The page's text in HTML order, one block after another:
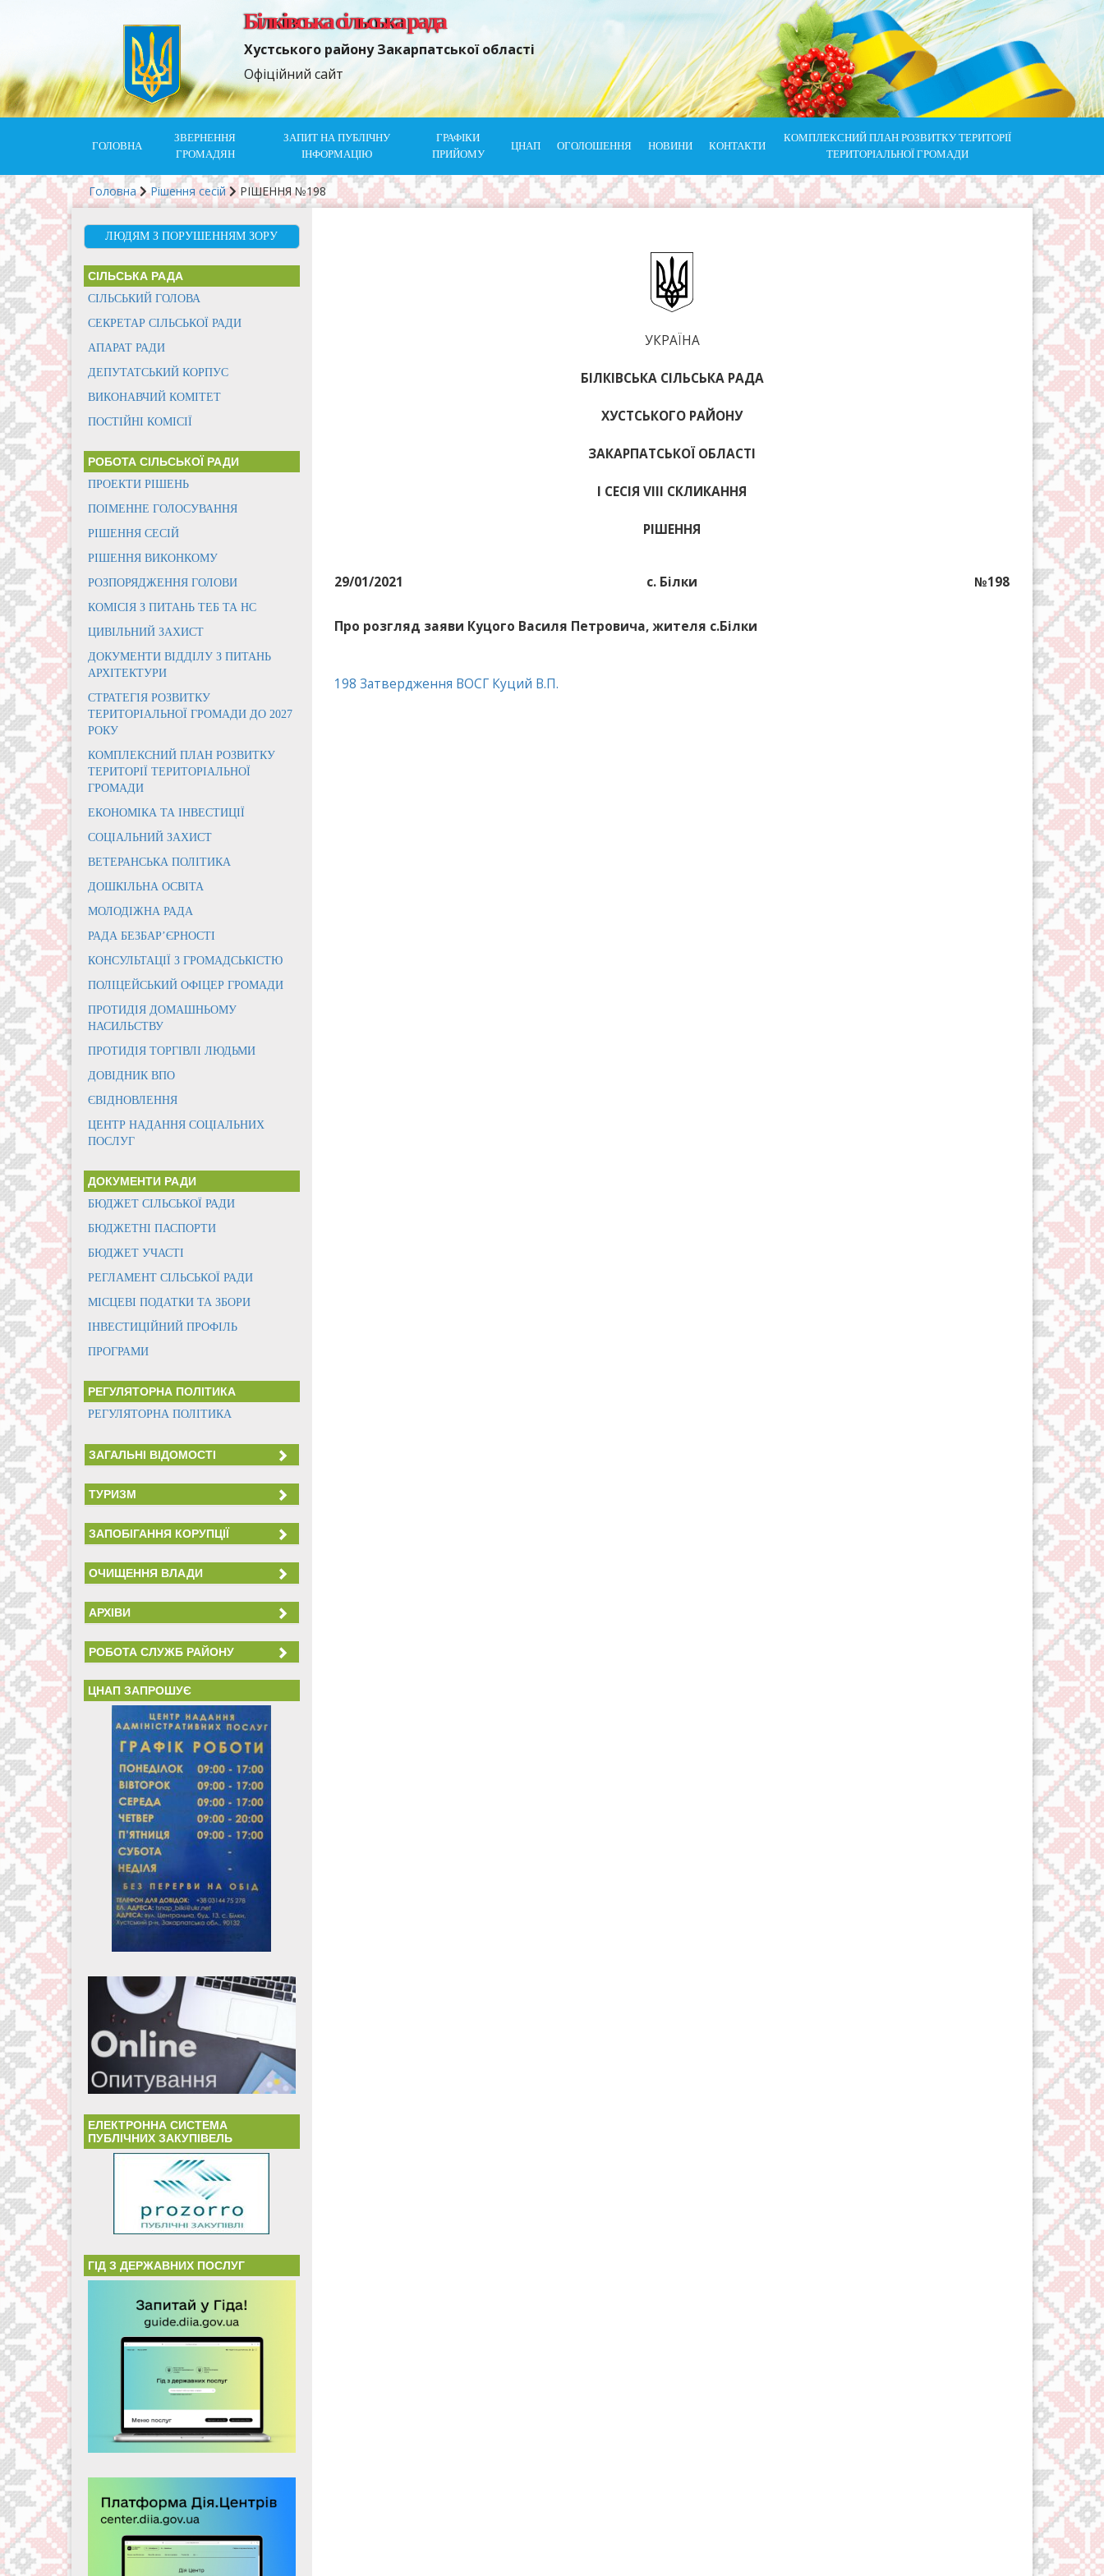
Білківська сільська рада
Хустського району Закарпатської області
Офіційний сайт
ГОЛОВНА
ЗВЕРНЕННЯ
ГРОМАДЯН
ЗАПИТ НА ПУБЛІЧНУ
ІНФОРМАЦІЮ
ГРАФІКИ
ПРИЙОМУ
ЦНАП ОГОЛОШЕННЯ НОВИНИ КОНТАКТИ
КОМПЛЕКСНИЙ ПЛАН РОЗВИТКУ ТЕРИТОРІЇ
ТЕРИТОРІАЛЬНОЇ ГРОМАДИ
Головна Рішення сесій РІШЕННЯ №198
ЛЮДЯМ З ПОРУШЕННЯМ ЗОРУ
СІЛЬСЬКА РАДА
СІЛЬСЬКИЙ ГОЛОВА
СЕКРЕТАР СІЛЬСЬКОЇ РАДИ
АПАРАТ РАДИ
ДЕПУТАТСЬКИЙ КОРПУС
ВИКОНАВЧИЙ КОМІТЕТ
ПОСТІЙНІ КОМІСІЇ
РОБОТА СІЛЬСЬКОЇ РАДИ
ПРОЕКТИ РІШЕНЬ
ПОІМЕННЕ ГОЛОСУВАННЯ
РІШЕННЯ СЕСІЙ
РІШЕННЯ ВИКОНКОМУ
РОЗПОРЯДЖЕННЯ ГОЛОВИ
КОМІСІЯ З ПИТАНЬ ТЕБ ТА НС
ЦИВІЛЬНИЙ ЗАХИСТ
ДОКУМЕНТИ ВІДДІЛУ З ПИТАНЬ
АРХІТЕКТУРИ
СТРАТЕГІЯ РОЗВИТКУ
ТЕРИТОРІАЛЬНОЇ ГРОМАДИ ДО 2027
РОКУ
КОМПЛЕКСНИЙ ПЛАН РОЗВИТКУ
ТЕРИТОРІЇ ТЕРИТОРІАЛЬНОЇ
ГРОМАДИ
ЕКОНОМІКА ТА ІНВЕСТИЦІЇ
СОЦІАЛЬНИЙ ЗАХИСТ
ВЕТЕРАНСЬКА ПОЛІТИКА
ДОШКІЛЬНА ОСВІТА
МОЛОДІЖНА РАДА
РАДА БЕЗБАР’ЄРНОСТІ
КОНСУЛЬТАЦІЇ З ГРОМАДСЬКІСТЮ
ПОЛІЦЕЙСЬКИЙ ОФІЦЕР ГРОМАДИ
ПРОТИДІЯ ДОМАШНЬОМУ
НАСИЛЬСТВУ
ПРОТИДІЯ ТОРГІВЛІ ЛЮДЬМИ
ДОВІДНИК ВПО
ЄВІДНОВЛЕННЯ
ЦЕНТР НАДАННЯ СОЦІАЛЬНИХ
ПОСЛУГ
ДОКУМЕНТИ РАДИ
БЮДЖЕТ СІЛЬСЬКОЇ РАДИ
БЮДЖЕТНІ ПАСПОРТИ
БЮДЖЕТ УЧАСТІ
РЕГЛАМЕНТ СІЛЬСЬКОЇ РАДИ
МІСЦЕВІ ПОДАТКИ ТА ЗБОРИ
ІНВЕСТИЦІЙНИЙ ПРОФІЛЬ
ПРОГРАМИ
РЕГУЛЯТОРНА ПОЛІТИКА
РЕГУЛЯТОРНА ПОЛІТИКА
ЗАГАЛЬНІ ВІДОМОСТІ
ТУРИЗМ
ЗАПОБІГАННЯ КОРУПЦІЇ
ОЧИЩЕННЯ ВЛАДИ
АРХІВИ
РОБОТА СЛУЖБ РАЙОНУ
ЦНАП ЗАПРОШУЄ
ЕЛЕКТРОННА СИСТЕМА
ПУБЛІЧНИХ ЗАКУПІВЕЛЬ
ГІД З ДЕРЖАВНИХ ПОСЛУГ
УКРАЇНА
БІЛКІВСЬКА СІЛЬСЬКА РАДА
ХУСТСЬКОГО РАЙОНУ
ЗАКАРПАТСЬКОЇ ОБЛАСТІ
І СЕСІЯ VIII СКЛИКАННЯ
РІШЕННЯ
29/01/2021 с. Білки №198
Про розгляд заяви Куцого Василя Петровича, жителя с.Білки
198 Затвердження ВОСГ Куций В.П.